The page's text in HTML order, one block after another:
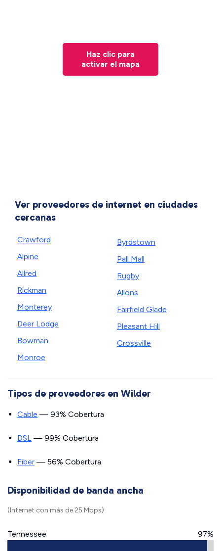
Haz clic para
activar el mapa
Ver proveedores de internet en ciudades
cercanas
Crawford
Alpine
Allred
Rickman
Monterey
Deer Lodge
Bowman
Monroe
Byrdstown
Pall Mall
Rugby
Allons
Fairfield Glade
Pleasant Hill
Crossville
Tipos de proveedores en Wilder
Cable — 93% Cobertura
DSL — 99% Cobertura
Fiber — 56% Cobertura
Disponibilidad de banda ancha
(Internet con más de 25 Mbps)
Tennessee 97%